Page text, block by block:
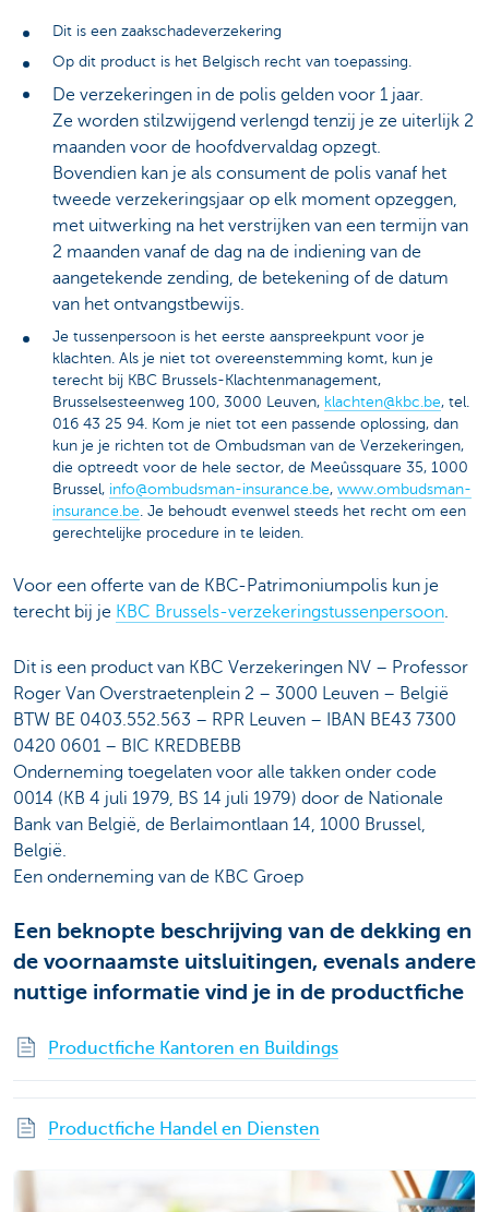
Dit is een zaakschadeverzekering
Op dit product is het Belgisch recht van toepassing.
De verzekeringen in de polis gelden voor 1 jaar.
Ze worden stilzwijgend verlengd tenzij je ze uiterlijk 2
maanden voor de hoofdvervaldag opzegt.
Bovendien kan je als consument de polis vanaf het
tweede verzekeringsjaar op elk moment opzeggen,
met uitwerking na het verstrijken van een termijn van
2 maanden vanaf de dag na de indiening van de
aangetekende zending, de betekening of de datum
van het ontvangstbewijs.
Je tussenpersoon is het eerste aanspreekpunt voor je
klachten. Als je niet tot overeenstemming komt, kun je
terecht bij KBC Brussels-Klachtenmanagement,
Brusselsesteenweg 100, 3000 Leuven, klachten@kbc.be, tel.
016 43 25 94. Kom je niet tot een passende oplossing, dan
kun je je richten tot de Ombudsman van de Verzekeringen,
die optreedt voor de hele sector, de Meeûssquare 35, 1000
Brussel, info@ombudsman-insurance.be, www.ombudsman-
insurance.be . Je behoudt evenwel steeds het recht om een
gerechtelijke procedure in te leiden.
Voor een offerte van de KBC-Patrimoniumpolis kun je
terecht bij je KBC Brussels-verzekeringstussenpersoon.
Dit is een product van KBC Verzekeringen NV – Professor
Roger Van Overstraetenplein 2 – 3000 Leuven – België
BTW BE 0403.552.563 – RPR Leuven – IBAN BE43 7300
0420 0601 – BIC KREDBEBB
Onderneming toegelaten voor alle takken onder code
0014 (KB 4 juli 1979, BS 14 juli 1979) door de Nationale
Bank van België, de Berlaimontlaan 14, 1000 Brussel,
België.
Een onderneming van de KBC Groep
Een beknopte beschrijving van de dekking en
de voornaamste uitsluitingen, evenals andere
nuttige informatie vind je in de productfiche
Productfiche Kantoren en Buildings
Productfiche Handel en Diensten